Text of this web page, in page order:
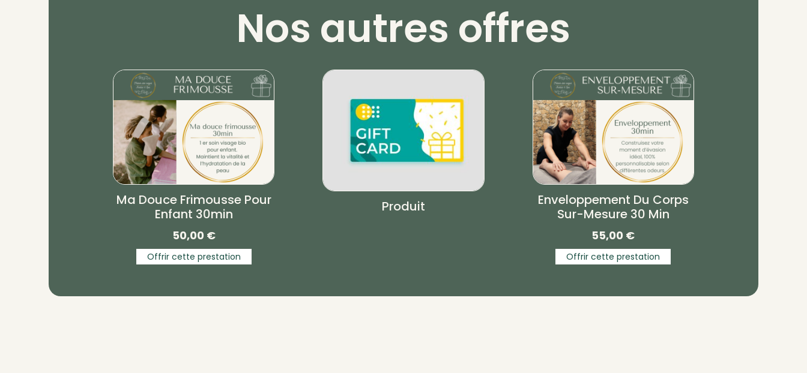
Nos autres offres
Ma Douce Frimousse Pour
Enfant 30min
50,00 €
Offrir cette prestation
Produit
Enveloppement Du Corps
Sur-Mesure 30 Min
55,00 €
Offrir cette prestation